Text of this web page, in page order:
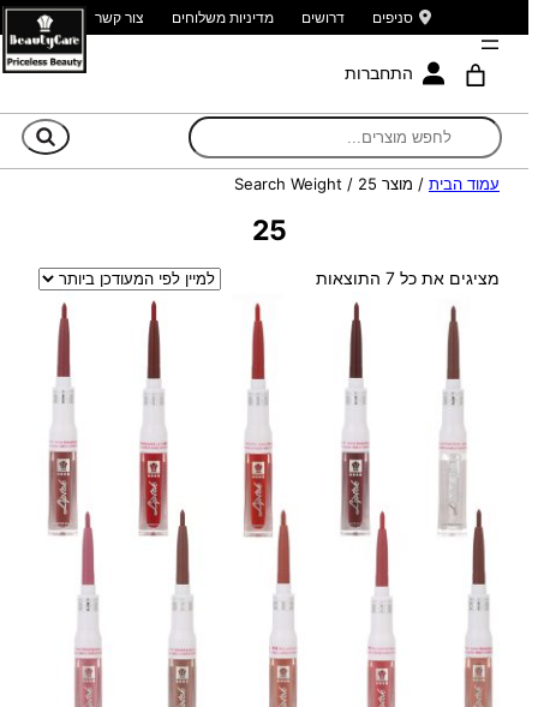
סניפים דרושים מדיניות משלוחים צור קשר
התחברות
עמוד הבית / מוצר Search Weight / 25
25
מציגים את כל ⁦7⁩ התוצאות
ממוין